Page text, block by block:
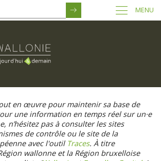
MENU
en œuvre pour maintenir sa base de
une information en temps réel sur un·e
n’hésitez pas à consulter les sites
de contrôle ou le site de la
avec l'outil Traces. À titre
wallonne et la Région bruxelloise